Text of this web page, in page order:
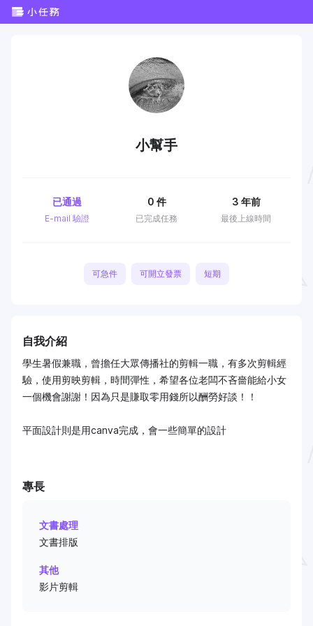
小幫手
E-mail 驗證
已通過
已完成任務
0 件
最後上線時間
3 年前
可急件 可開立發票 短期
自我介紹
學生暑假兼職，曾擔任大眾傳播社的剪輯一職，有多次剪輯經
驗，使用剪映剪輯，時間彈性，希望各位老闆不吝嗇能給小女
一個機會謝謝！因為只是賺取零用錢所以酬勞好談！！
平面設計則是用canva完成，會一些簡單的設計
專長
文書處理
文書排版
其他
影片剪輯